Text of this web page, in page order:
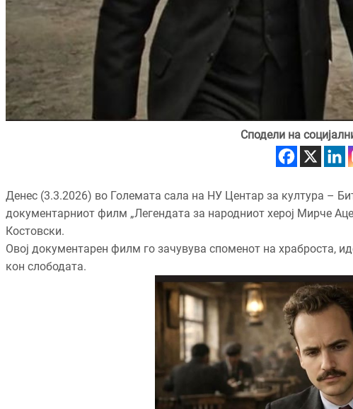
Сподели на
Денес (3.3.2026) во Големата сала на НУ Центар за култура –
документарниот филм „Легендата за народниот херој Мирче
Костовски.
Овој документарен филм го зачувува споменот на храброста,
кон слободата.